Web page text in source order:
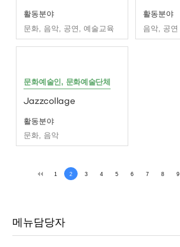
활동분야
문화, 음악, 공연, 예술교육
활동분야
음악, 공연
문화예술인, 문화예술단체
Jazzcollage
활동분야
문화, 음악
1 2 3 4 5 6 7 8 9
메뉴담당자